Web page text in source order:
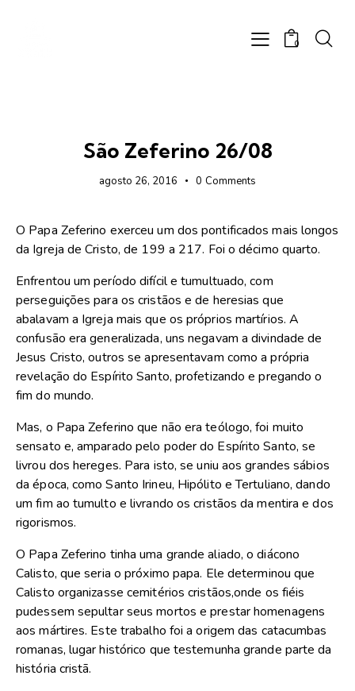
0
São Zeferino 26/08
agosto 26, 2016 0 Comments
O Papa Zeferino exerceu um dos pontificados mais longos
da Igreja de Cristo, de 199 a 217. Foi o décimo quarto.
Enfrentou um período difícil e tumultuado, com
perseguições para os cristãos e de heresias que
abalavam a Igreja mais que os próprios martírios. A
confusão era generalizada, uns negavam a divindade de
Jesus Cristo, outros se apresentavam como a própria
revelação do Espírito Santo, profetizando e pregando o
fim do mundo.
Mas, o Papa Zeferino que não era teólogo, foi muito
sensato e, amparado pelo poder do Espírito Santo, se
livrou dos hereges. Para isto, se uniu aos grandes sábios
da época, como Santo Irineu, Hipólito e Tertuliano, dando
um fim ao tumulto e livrando os cristãos da mentira e dos
rigorismos.
O Papa Zeferino tinha uma grande aliado, o diácono
Calisto, que seria o próximo papa. Ele determinou que
Calisto organizasse cemitérios cristãos,onde os fiéis
pudessem sepultar seus mortos e prestar homenagens
aos mártires. Este trabalho foi a origem das catacumbas
romanas, lugar histórico que testemunha grande parte da
história cristã.